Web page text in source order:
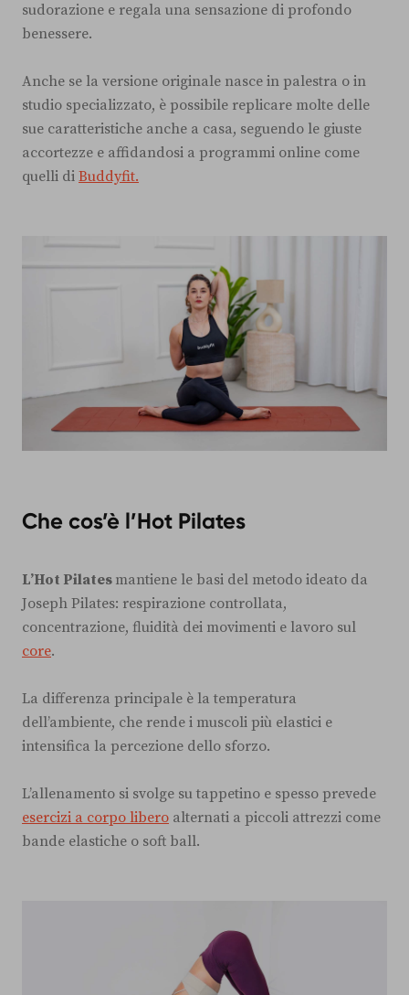
sudorazione e regala una sensazione di profondo
benessere.
Anche se la versione originale nasce in palestra o in
studio specializzato, è possibile replicare molte delle
sue caratteristiche anche a casa, seguendo le giuste
accortezze e affidandosi a programmi online come
quelli di Buddyfit.
Che cos’è l’Hot Pilates
L’Hot Pilates mantiene le basi del metodo ideato da
Joseph Pilates: respirazione controllata,
concentrazione, fluidità dei movimenti e lavoro sul
core.
La differenza principale è la temperatura
dell’ambiente, che rende i muscoli più elastici e
intensifica la percezione dello sforzo.
L’allenamento si svolge su tappetino e spesso prevede
esercizi a corpo libero alternati a piccoli attrezzi come
bande elastiche o soft ball.